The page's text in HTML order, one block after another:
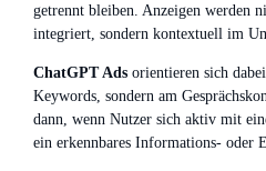
getrennt bleiben. Anzeigen werden
integriert, sondern kontextuell im
ChatGPT Ads orientieren sich
Keywords, sondern am
dann, wenn Nutzer sich aktiv mit
ein erkennbares Informations- oder